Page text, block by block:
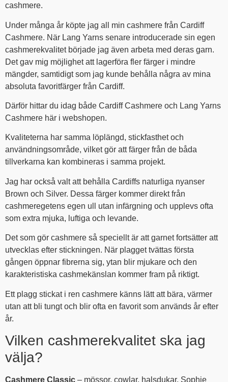
cashmere.
Under många år köpte jag all min cashmere från Cardiff
Cashmere. När Lang Yarns senare introducerade sin egen
cashmerekvalitet började jag även arbeta med deras garn.
Det gav mig möjlighet att lagerföra fler färger i mindre
mängder, samtidigt som jag kunde behålla några av mina
absoluta favoritfärger från Cardiff.
Därför hittar du idag både Cardiff Cashmere och Lang Yarns
Cashmere här i webshopen.
Kvaliteterna har samma löplängd, stickfasthet och
användningsområde, vilket gör att färger från de båda
tillverkarna kan kombineras i samma projekt.
Jag har också valt att behålla Cardiffs naturliga nyanser
Brown och Silver. Dessa färger kommer direkt från
cashmeregetens egen ull utan infärgning och upplevs ofta
som extra mjuka, luftiga och levande.
Det som gör cashmere så speciellt är att garnet fortsätter att
utvecklas efter stickningen. När plagget tvättas första
gången öppnar fibrerna sig, ytan blir mjukare och den
karakteristiska cashmekänslan kommer fram på riktigt.
Ett plagg stickat i ren cashmere känns lätt att bära, värmer
utan att bli tungt och blir ofta en favorit som används år efter
år.
Vilken cashmerekvalitet ska jag
välja?
Cashmere Classic – mössor, cowlar, halsdukar, Sophie